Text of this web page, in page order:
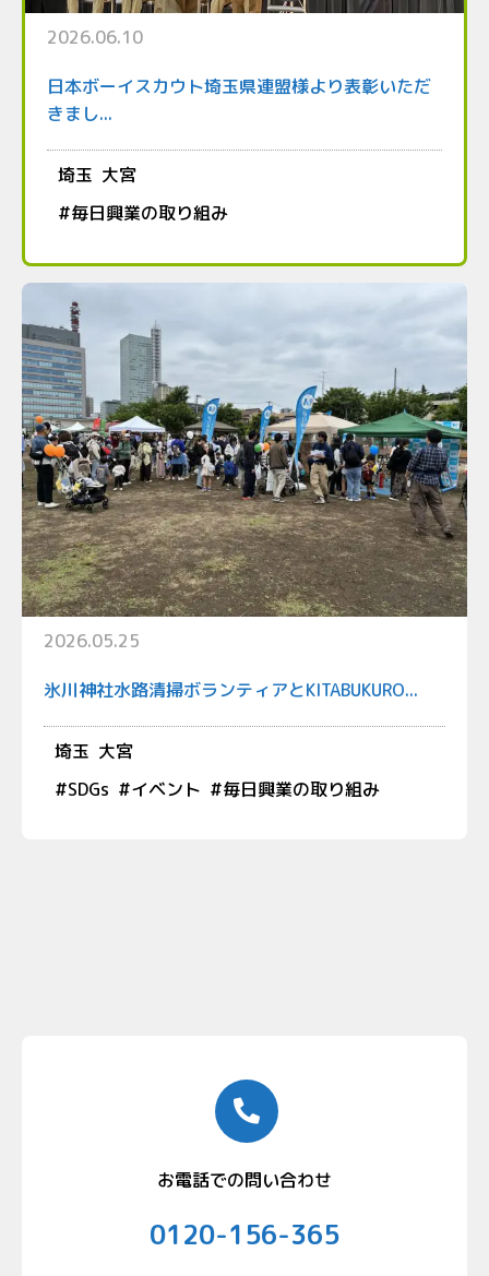
2026.06.10
日本ボーイスカウト埼玉県連盟様より表彰いただ
きまし...
埼玉 大宮
#毎日興業の取り組み
2026.05.25
氷川神社水路清掃ボランティアとKITABUKURO...
埼玉 大宮
#SDGs #イベント #毎日興業の取り組み
お電話での問い合わせ
0120-156-365